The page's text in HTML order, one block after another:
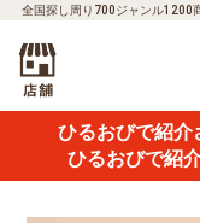
全国探し周り700ジャンル1200
ひるおびで紹介
ひるおびで紹